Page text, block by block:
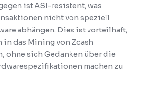
ist ASI-resistent, was
nicht von speziell
abhängen. Dies ist vorteilhaft,
in das Mining von Zcash
ohne sich Gedanken über die
machen zu